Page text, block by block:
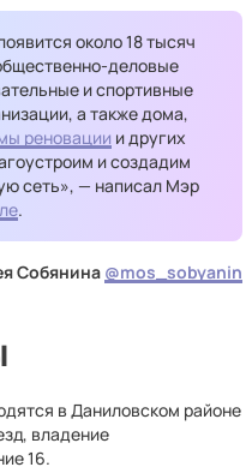
около 18 тысяч
деловые
и спортивные
а также дома,
реновации и других
и создадим
сеть», — написал Мэр
.
Собянина @mos_sobyanin
в Даниловском районе
владение
16.